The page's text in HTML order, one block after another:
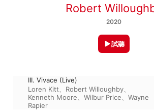
Robert
2020
試聽
III. Vivace (Live)
Loren Kitt
Robert Willoughby
Kenneth Moore
Wilbur Price
Wayne
Rapier